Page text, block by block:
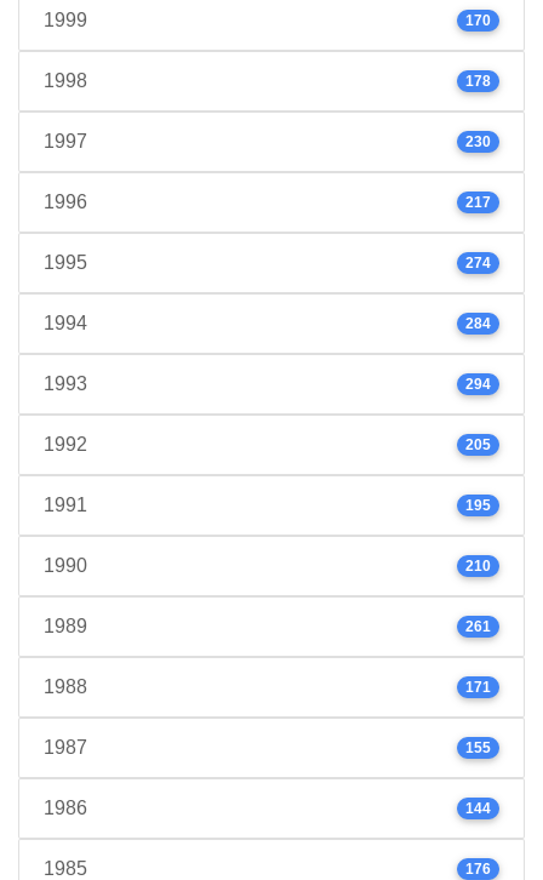
1999 170
1998 178
1997 230
1996 217
1995 274
1994 284
1993 294
1992 205
1991 195
1990 210
1989 261
1988 171
1987 155
1986 144
1985 176